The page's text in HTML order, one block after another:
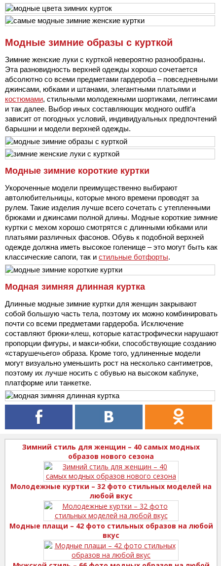
Модные зимние образы с курткой
Зимние женские луки с курткой невероятно разнообразны.
Эта разновидность верхней одежды хорошо сочетается
абсолютно со всеми предметами гардероба – повседневными
джинсами, юбками и штанами, элегантными платьями и
костюмами, стильными молодежными шортиками, леггинсами
и так далее. Выбор иных составляющих модного outfit’а
зависит от погодных условий, индивидуальных предпочтений
барышни и модели верхней одежды.
Модные зимние короткие куртки
Укороченные модели преимущественно выбирают
автолюбительницы, которые много времени проводят за
рулем. Такие изделия лучше всего сочетать с утепленными
брюками и джинсами полной длины. Модные короткие зимние
куртки с мехом хорошо смотрятся с длинными юбками или
платьями различных фасонов. Обувь к подобной верхней
одежде должна иметь высокое голенище – это могут быть как
классические сапоги, так и стильные ботфорты.
Модная зимняя длинная куртка
Длинные модные зимние куртки для женщин закрывают
собой большую часть тела, поэтому их можно комбинировать
почти со всеми предметами гардероба. Исключение
составляют брюки-клеш, которые катастрофически нарушают
пропорции фигуры, и макси-юбки, способствующие созданию
«старушечьего» образа. Кроме того, удлиненные модели
могут визуально уменьшить рост на несколько сантиметров,
поэтому их лучше носить с обувью на высоком каблуке,
платформе или танкетке.
Зимний стиль для женщин – 40 самых модных
образов нового сезона
Молодежные куртки – 32 фото стильных моделей на
любой вкус
Модные плащи – 42 фото стильных образов на любой
вкус